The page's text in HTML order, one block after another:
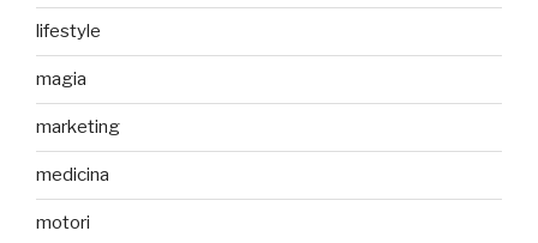
lifestyle
magia
marketing
medicina
motori